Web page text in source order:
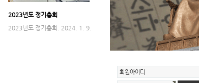
회원아이디
2023년도 정기총회
2023년도 정기총회. 2024. 1. 9.